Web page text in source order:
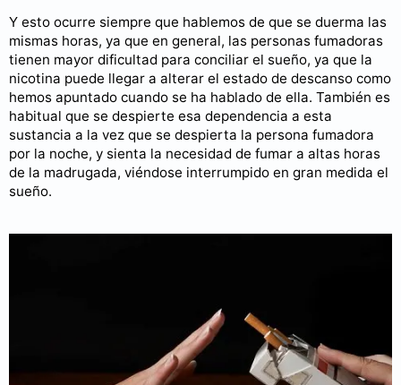
Y esto ocurre siempre que hablemos de que se duerma las
mismas horas, ya que en general, las personas fumadoras
tienen mayor dificultad para conciliar el sueño, ya que la
nicotina puede llegar a alterar el estado de descanso como
hemos apuntado cuando se ha hablado de ella. También es
habitual que se despierte esa dependencia a esta
sustancia a la vez que se despierta la persona fumadora
por la noche, y sienta la necesidad de fumar a altas horas
de la madrugada, viéndose interrumpido en gran medida el
sueño.